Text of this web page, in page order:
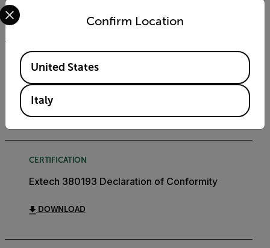
DATASHEET
Extech 380193 Datasheet
CERTIFICATION
Extech 380193 Declaration of Conformity
DOWNLOAD
Confirm Location
Select your preferred country and language from the
Available Locations
United States
Italy